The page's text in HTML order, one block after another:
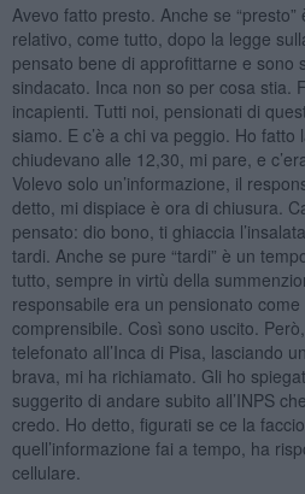
Avevo fatto presto. Anche se
relativo, come tutto, dopo la legge
pensato bene di approfittarne e sono
sindacato. Inca non so per cosa stia.
incapienti. Tutti noi, pensionati di
siamo. E c’è a chi va peggio. Ho fatto
chiudevano alle 12,30, mi pare, e
Volevo solo un’informazione, il
detto, mi dispiace è ora di chiusura.
pensato: dio bono, ti ghiaccia
tardi. Anche se pure “tardi” è un
tutto, sempre in virtù della
responsabile era un pensionato
comprensibile. Così sono uscito.
telefonato all’Inca di Pisa, lasciando
brava, mi ha richiamato. Gli ho
suggerito di andare subito all’INPS
credo. Ho detto, figurati se ce la
quell’informazione fai a tempo, ha
cellulare.